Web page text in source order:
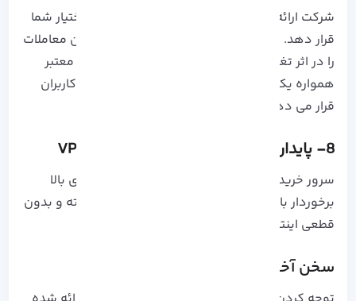
شرکت ارائه دهنده موظف است تا IP ثابتی را در اختیار شما
قرار دهد. کاربران نمی توانند ریسک به هم خوردن معاملات
را در اثر تغییر IP بپذیرند. شرکت های ارائه دهنده معتبر
همواره یک IP ثابت از لوکیشن مد نظر را در اختیار کاربران
قرار می دهد.
8- پایداری و انعطاف پذیری سرور ترید VPS
سرور خریداری شده باید از انعطاف پذیری و پایداری بالا
برخوردار باشد. این سرور امکان دسترسی 24 ساعته و بدون
قطعی اینترنت را در اختیارتان قرار دهد.
سخن آخر